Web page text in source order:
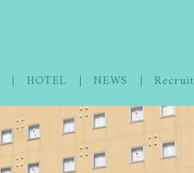
HOTEL NEWS Recruit